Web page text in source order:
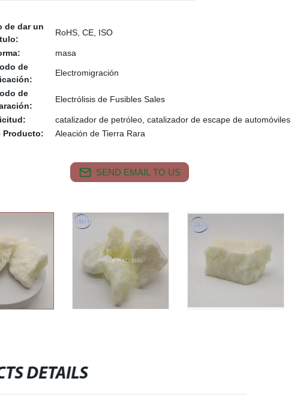
de dar un
RoHS, CE, ISO
masa
de
Electromigración
de
Electrólisis de Fusibles Sales
catalizador de petróleo, catalizador de escape de automóviles
Producto:
Aleación de Tierra Rara
SEND EMAIL TO US
DETAILS